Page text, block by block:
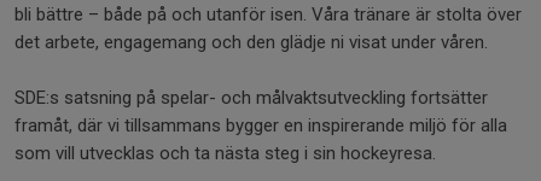
bli bättre – både på och utanför isen. Våra tränare är stolta över
det arbete, engagemang och den glädje ni visat under våren.
SDE:s satsning på spelar- och målvaktsutveckling fortsätter
framåt, där vi tillsammans bygger en inspirerande miljö för alla
som vill utvecklas och ta nästa steg i sin hockeyresa.